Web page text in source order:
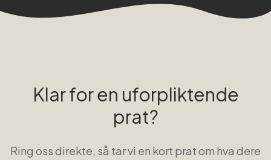
Klar for en uforpliktende
prat?
Ring oss direkte, så tar vi en kort prat om hva dere